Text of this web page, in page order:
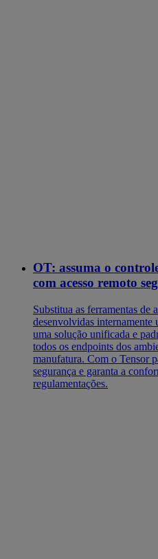
OT: assuma o
com acesso remoto
Substitua as ferramentas de
desenvolvidas
uma solução unificada e
todos os endpoints dos
manufatura. Com o Tensor
segurança e garanta a
regulamentações.